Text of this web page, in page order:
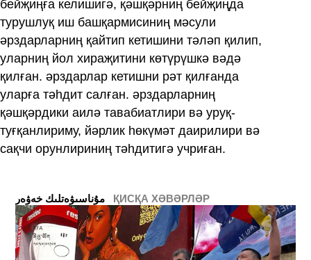
бейҗиңға келишигә, қәшқәрниң бейҗиңда
турушлуқ иш башқармисиниң мәсули
әрздарларниң қайтип кетишини тәләп қилип,
уларниң йол хираҗитини көтүрүшкә вәдә
қилған. әрздарлар кетишни рәт қилғанда
уларға тәһдит салған. әрздарларниң
қәшқәрдики аилә тавабиатлири вә уруқ-
туғқанлириму, йәрлик һөкүмәт даирилири вә
сақчи орунлириниң тәһдитигә учриған.
ҚИСҚА ХӘВӘРЛӘР